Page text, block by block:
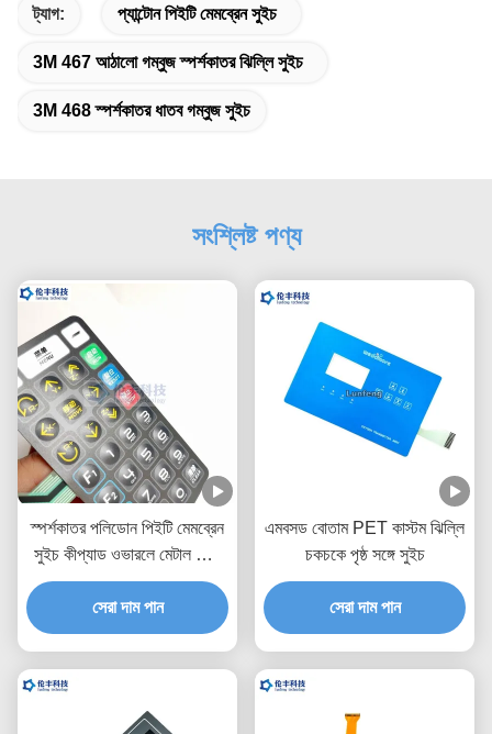
ট্যাগ: প্যান্টোন পিইটি মেমব্রেন সুইচ
3M 467 আঠালো গম্বুজ স্পর্শকাতর ঝিল্লি সুইচ
3M 468 স্পর্শকাতর ধাতব গম্বুজ সুইচ
সংশ্লিষ্ট পণ্য
স্পর্শকাতর পলিডোন পিইটি মেমব্রেন
সুইচ কীপ্যাড ওভারলে মেটাল ডোম
চিকিৎসা সরঞ্জাম
সেরা দাম পান
এমবসড বোতাম PET কাস্টম ঝিল্লি
চকচকে পৃষ্ঠ সঙ্গে সুইচ
সেরা দাম পান